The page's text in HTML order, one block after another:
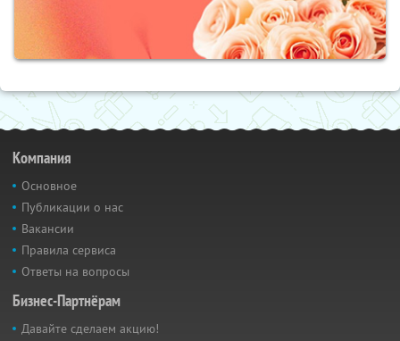
Компания
Основное
Публикации о нас
Вакансии
Правила сервиса
Ответы на вопросы
Бизнес-Партнёрам
Давайте сделаем акцию!